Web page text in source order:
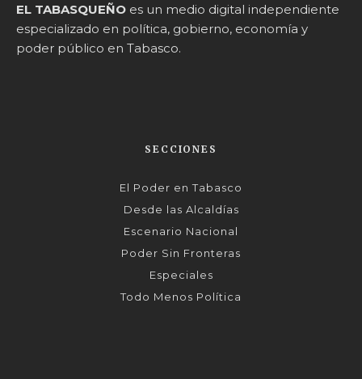
EL TABASQUEÑO es un medio digital independiente
especializado en política, gobierno, economía y
poder público en Tabasco.
SECCIONES
El Poder en Tabasco
Desde las Alcaldías
Escenario Nacional
Poder Sin Fronteras
Especiales
Todo Menos Política